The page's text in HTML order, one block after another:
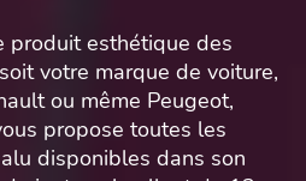
produit esthétique des
votre marque de voiture,
ou même Peugeot,
propose toutes les
disponibles dans son